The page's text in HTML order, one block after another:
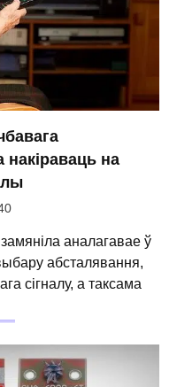
накіраваць на
аналагавае ў
абсталявання,
сігналу, а таксама